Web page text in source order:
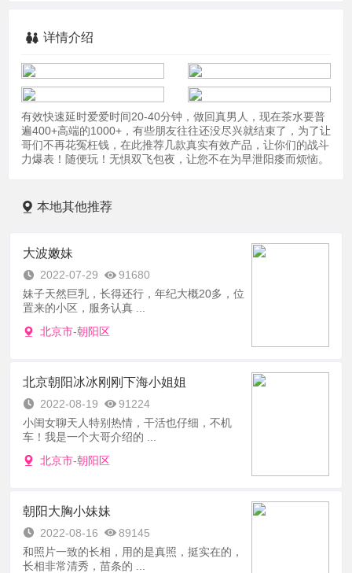
详情介绍
有效快速延时爱爱时间20-40分钟，做回真男人，现在茶水要普
遍400+高端的1000+，有些朋友往往还没尽兴就结束了，为了让
哥们不再花冤枉钱，在此推荐几款真实有效产品，让你们的战斗
力爆表！随便玩！无惧双飞包夜，让您不在为早泄阳痿而烦恼。
本地其他推荐
大波嫩妹
2022-07-29
91680
妹子天然巨乳，长得还行，年纪大概20多，位
置来的小区，服务认真 ...
北京市-朝阳区
北京朝阳冰冰刚刚下海小姐姐
2022-08-19
91224
小闺女聊天人特别热情，干活也仔细，不机
车！我是一个大哥介绍的 ...
北京市-朝阳区
朝阳大胸小妹妹
2022-08-16
89145
和照片一致的长相，用的是真照，挺实在的，
长相非常清秀，苗条的 ...